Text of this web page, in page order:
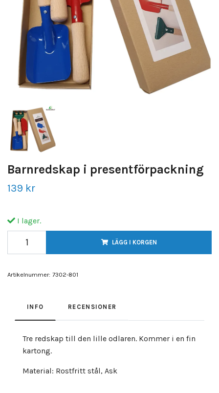
Barnredskap i presentförpackning
139 kr
I lager.
LÄGG I KORGEN
Artikelnummer: 7302-801
INFO RECENSIONER
Tre redskap till den lille odlaren. Kommer i en fin
kartong.
Material: Rostfritt stål, Ask